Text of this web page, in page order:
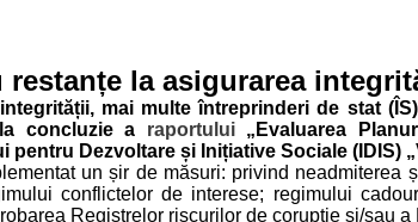
la asigurarea
mai multe întreprinderi de stat
concluzie a raportului„Evaluarea
Dezvoltare și Inițiative Sociale (IDIS)
un șir de măsuri: privind neadmiterea
conflictelor de interese; regimului
Registrelor riscurilor de corupție și/sau